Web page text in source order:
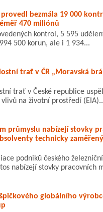
provedl bezmála 19 000
470 miliónů
kontrol, 5 595
500 korun, ale i 1 934...
trať v ČR „Moravská
trať v České republice
vlivů na životní prostředí
průmyslu nabízejí stovky
technicky
podniků českého
nabízejí stovky pracovních
globálního